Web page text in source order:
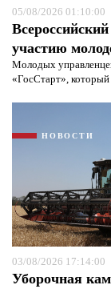
05/08/2026 01:10:00
участию
Молодых
«ГосСтарт»,
НОВОСТИ
03/08/2026 17:14:00
Уборочная
защиты
Я согласен
защиты